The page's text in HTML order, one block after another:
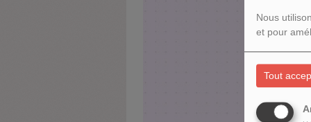
Nous
et pour
Tout